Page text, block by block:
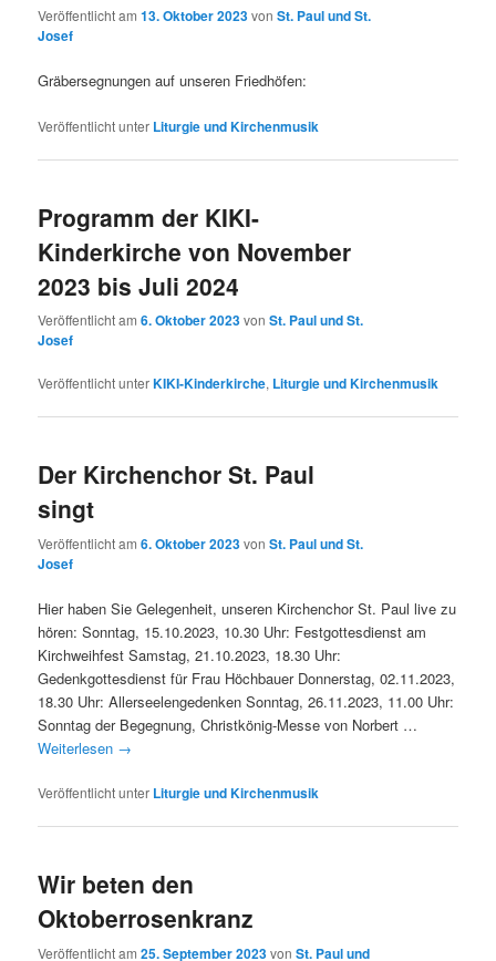
Veröffentlicht am13. Oktober 2023vonSt. Paul und St.
Josef
Gräbersegnungen auf unseren Friedhöfen:
Veröffentlicht unter Liturgie und Kirchenmusik
Programm der KIKI-
Kinderkirche von November
2023 bis Juli 2024
Veröffentlicht am6. Oktober 2023vonSt. Paul und St.
Josef
Veröffentlicht unterKIKI-Kinderkirche, Liturgie und Kirchenmusik
Der Kirchenchor St. Paul
singt
Veröffentlicht am6. Oktober 2023vonSt. Paul und St.
Josef
Hier haben Sie Gelegenheit, unseren Kirchenchor St. Paul live zu
hören: Sonntag, 15.10.2023, 10.30 Uhr: Festgottesdienst am
Kirchweihfest Samstag, 21.10.2023, 18.30 Uhr:
Gedenkgottesdienst für Frau Höchbauer Donnerstag, 02.11.2023,
18.30 Uhr: Allerseelengedenken Sonntag, 26.11.2023, 11.00 Uhr:
Sonntag der Begegnung, Christkönig-Messe von Norbert …
Weiterlesen →
Veröffentlicht unter Liturgie und Kirchenmusik
Wir beten den
Oktoberrosenkranz
Veröffentlicht am25. September 2023vonSt. Paul und